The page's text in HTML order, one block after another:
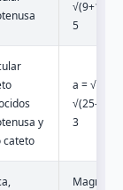
√(9+16) =
5
y
cateto
a = √(5²-
√(25-16)
3
Magnitud